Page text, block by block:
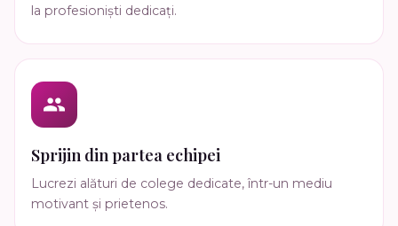
la profesioniști dedicați.
Sprijin din partea echipei
Lucrezi alături de colege dedicate, într-un mediu
motivant și prietenos.